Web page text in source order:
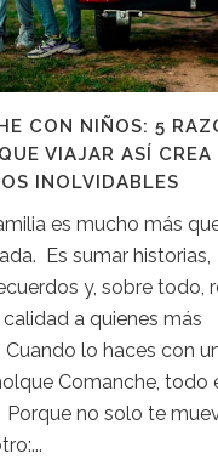
CON NIÑOS: 5
VIAJAR ASÍ CREA
INOLVIDABLES
es mucho más
Es sumar historias,
y, sobre todo,
a quienes más
Cuando lo haces con
Comanche, todo
no solo te